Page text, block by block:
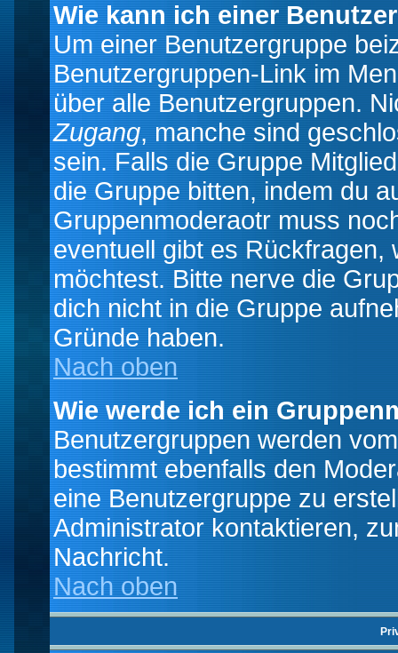
Wie kann ich einer
Um einer Benutzergruppe
Benutzergruppen-Link im
über alle Benutzergruppen.
Zugang, manche sind
sein. Falls die Gruppe
die Gruppe bitten, indem du
Gruppenmoderaotr muss
eventuell gibt es
möchtest. Bitte nerve die
dich nicht in die Gruppe
Gründe haben.
Nach oben
Wie werde ich ein
Benutzergruppen werden
bestimmt ebenfalls den
eine Benutzergruppe zu
Administrator kontaktieren,
Nachricht.
Nach oben